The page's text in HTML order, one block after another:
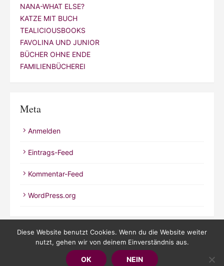
NANA-WHAT ELSE?
KATZE MIT BUCH
TEALICIOUSBOOKS
FAVOLINA UND JUNIOR
BÜCHER OHNE ENDE
FAMILIENBÜCHEREI
Meta
Anmelden
Eintrags-Feed
Kommentar-Feed
WordPress.org
© 2026 Kathrineverdeen
Diese Website benutzt Cookies. Wenn du die Website weiter
nutzt, gehen wir von deinem Einverständnis aus.
OK NEIN